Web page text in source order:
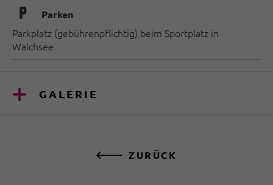
🐈 Parken
Parkplatz (gebührenpflichtig) beim Sportplatz in
Walchsee
GALERIE
ZURÜCK